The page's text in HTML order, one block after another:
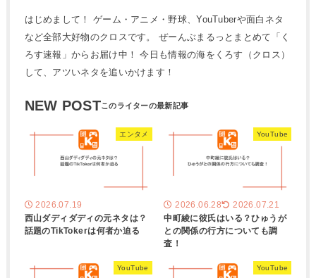
はじめまして！ ゲーム・アニメ・野球、YouTuberや面白ネタ
など全部大好物のクロスです。 ぜーんぶまるっとまとめて「く
ろす速報」からお届け中！ 今日も情報の海をくろす（クロス）
して、アツいネタを追いかけます！
NEW POST
エンタメ
2026.07.19
西山ダディダディの元ネタは？
話題のTikTokerは何者か迫る
YouTube
2026.06.28 2026.07.21
中町綾に彼氏はいる？ひゅうが
との関係の行方についても調
査！
YouTube YouTube